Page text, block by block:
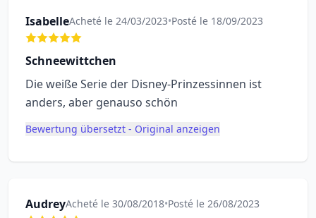
IsabelleAcheté le 24/03/2023•Posté le 18/09/2023
Schneewittchen
Die weiße Serie der Disney-Prinzessinnen ist
anders, aber genauso schön
Bewertung übersetzt - Original anzeigen
AudreyAcheté le 30/08/2018•Posté le 26/08/2023